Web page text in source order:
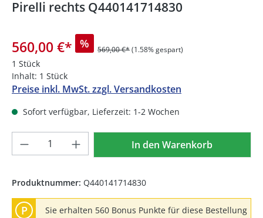
Pirelli rechts Q440141714830
560,00 €* % 569,00 €*(1.58% gespart)
1 Stück
Inhalt: 1 Stück
Preise inkl. MwSt. zzgl. Versandkosten
Sofort verfügbar, Lieferzeit: 1-2 Wochen
Produkt Anzahl: Gib denIn den Warenkorb
Produktnummer: Q440141714830
P Sie erhalten 560 Bonus Punkte für diese Bestellung